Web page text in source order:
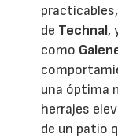
de Technal,
como
una óptima
herrajes
de un patio